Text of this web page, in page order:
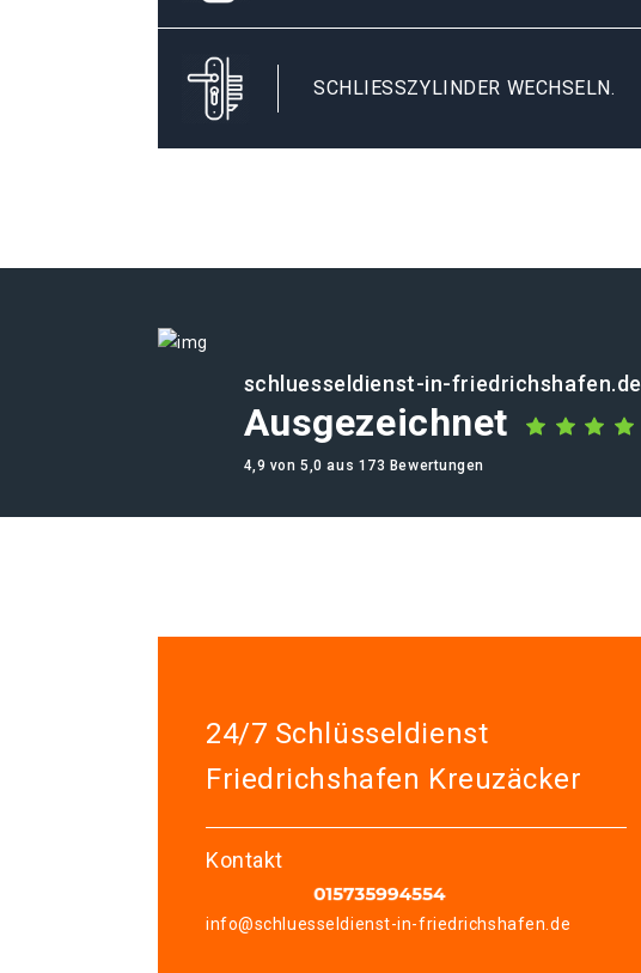
SCHLIESSZYLINDER WECHSELN.
schluesseldienst-in-friedrichshafen.de
Ausgezeichnet
4,9 von 5,0 aus 173 Bewertungen
24/7 Schlüsseldienst
Friedrichshafen Kreuzäcker
Kontakt
info@schluesseldienst-in-friedrichshafen.de